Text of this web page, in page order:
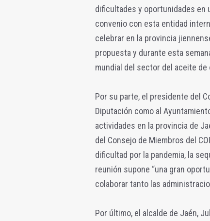
dificultades y oportunidades en
convenio con esta entidad
celebrar en la provincia
propuesta y durante esta
mundial del sector del aceite de
Por su parte, el presidente del
Diputación como al
actividades en la provincia de
del Consejo de Miembros del
dificultad por la pandemia, la
reunión supone “una gran
colaborar tanto las
Por último, el alcalde de Jaén,